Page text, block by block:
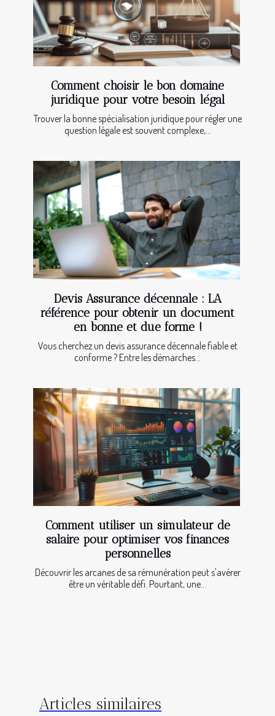
Comment choisir le bon domaine
juridique pour votre besoin légal
Trouver la bonne spécialisation juridique pour régler une
question légale est souvent complexe,...
Devis Assurance décennale : LA
référence pour obtenir un document
en bonne et due forme !
Vous cherchez un devis assurance décennale fiable et
conforme ? Entre les démarches...
Comment utiliser un simulateur de
salaire pour optimiser vos finances
personnelles
Découvrir les arcanes de sa rémunération peut s'avérer
être un véritable défi. Pourtant, une...
Articles similaires